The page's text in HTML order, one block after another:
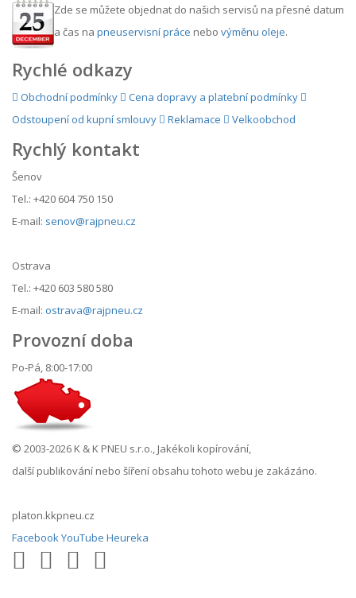
Zde se můžete objednat do našich servisů na přesné datum
a čas na pneuservisní práce nebo výměnu oleje.
Rychlé odkazy
Obchodní podmínky
Cena dopravy a platební podmínky
Odstoupení od kupní smlouvy
Reklamace Velkoobchod
Rychlý kontakt
Šenov
Tel.: +420 604 750 150
E-mail: senov@rajpneu.cz
Ostrava
Tel.: +420 603 580 580
E-mail: ostrava@rajpneu.cz
Provozní doba
Po-Pá, 8:00-17:00
© 2003-2026 K & K PNEU s.r.o., Jakékoli kopírování,
další publikování nebo šíření obsahu tohoto webu je zakázáno.
platon.kkpneu.cz
FacebookYouTube Heureka